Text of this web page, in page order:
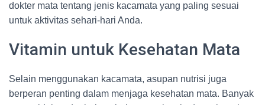
dokter mata tentang jenis kacamata yang paling sesuai
untuk aktivitas sehari-hari Anda.
Vitamin untuk Kesehatan Mata
Selain menggunakan kacamata, asupan nutrisi juga
berperan penting dalam menjaga kesehatan mata. Banyak